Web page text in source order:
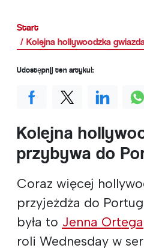
Start
Kolejna hollywoodzka
Kolejna
przybywa do
Coraz więcej
przyjeżdża do
była to Jenna Ortega
roli Wednesday w
Udostępnij ten artykuł: